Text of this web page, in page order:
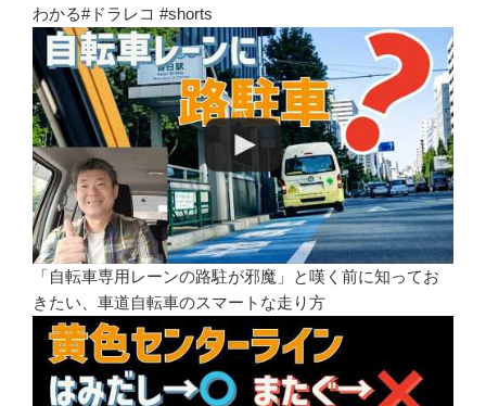
わかる#ドラレコ #shorts
「自転車専用レーンの路駐が邪魔」と嘆く前に知ってお
きたい、車道自転車のスマートな走り方